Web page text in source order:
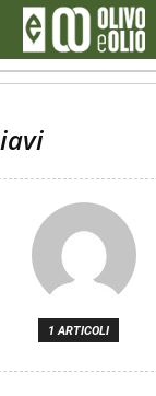
1 ARTICOLI